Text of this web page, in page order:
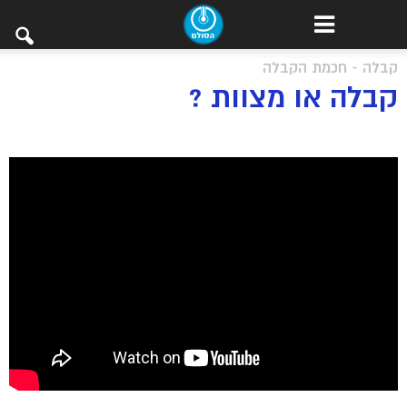
קבלה - חכמת הקבלה
קבלה או מצוות ?